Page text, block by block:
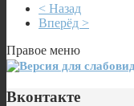
< Назад
Вперёд >
Правое меню
Вконтакте